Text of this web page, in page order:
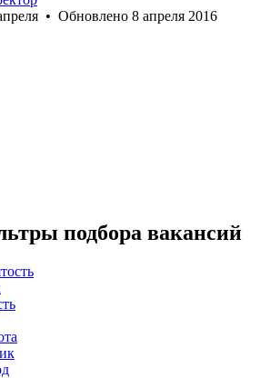
• Обновлено 8 апреля 2016
подбора вакансий